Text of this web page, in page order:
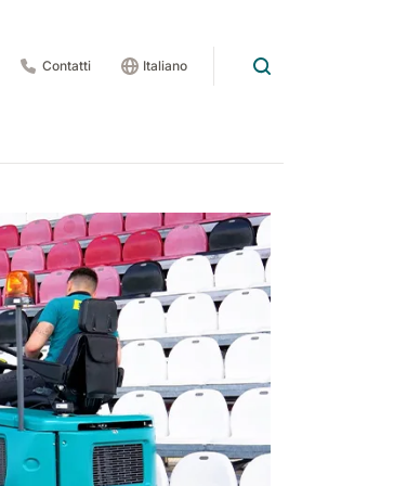
Contatti Italiano
E83 E85
Rider Lift Xtrema